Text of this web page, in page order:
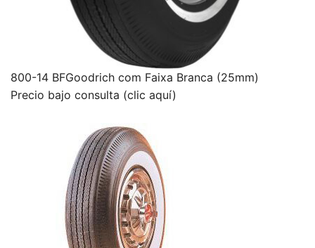
800-14 BFGoodrich com Faixa Branca (25mm)
Precio bajo consulta (clic aquí)